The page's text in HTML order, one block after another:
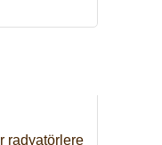
radyatörlere